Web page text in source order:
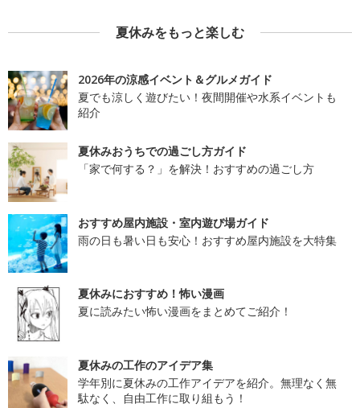
夏休みをもっと楽しむ
2026年の涼感イベント＆グルメガイド
夏でも涼しく遊びたい！夜間開催や水系イベントも
紹介
夏休みおうちでの過ごし方ガイド
「家で何する？」を解決！おすすめの過ごし方
おすすめ屋内施設・室内遊び場ガイド
雨の日も暑い日も安心！おすすめ屋内施設を大特集
夏休みにおすすめ！怖い漫画
夏に読みたい怖い漫画をまとめてご紹介！
夏休みの工作のアイデア集
学年別に夏休みの工作アイデアを紹介。無理なく無
駄なく、自由工作に取り組もう！